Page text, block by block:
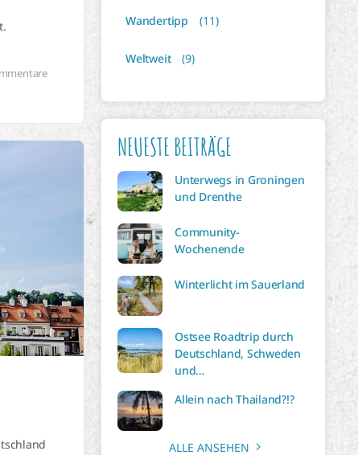
Wandertipp (11)
Weltweit (9)
NEUESTE BEITRÄGE
Unterwegs in Groningen
und Drenthe
Community-
Wochenende
Winterlicht im Sauerland
Ostsee Roadtrip durch
Deutschland, Schweden
und…
Allein nach Thailand?!?
ALLE ANSEHEN